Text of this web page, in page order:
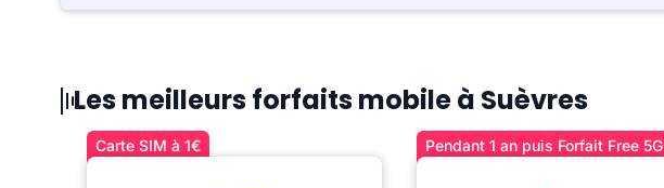
Les meilleurs forfaits mobile à Suèvres
Carte SIM à 1€ Pendant 1 an puis Forfait Free 5G